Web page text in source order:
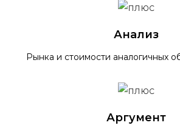
Анализ
Рынка и стоимости аналогичных
Аргумент